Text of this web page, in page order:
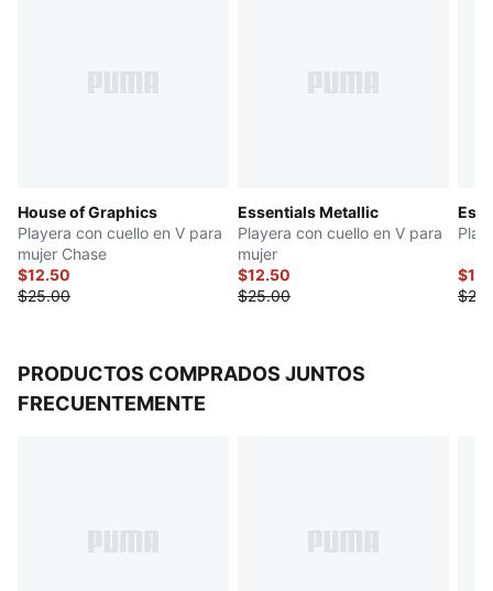
House of Graphics
Playera con cuello en V para
mujer Chase
$12.50
$25.00
Essentials Metallic
Playera con cuello en V para
mujer
$12.50
$25.00
PRODUCTOS COMPRADOS JUNTOS
FRECUENTEMENTE